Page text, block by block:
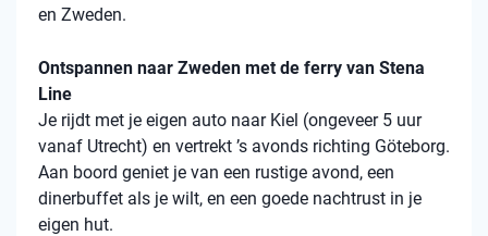
en Zweden.
Ontspannen naar Zweden met de ferry van Stena
Line
Je rijdt met je eigen auto naar Kiel (ongeveer 5 uur
vanaf Utrecht) en vertrekt ’s avonds richting Göteborg.
Aan boord geniet je van een rustige avond, een
dinerbuffet als je wilt, en een goede nachtrust in je
eigen hut.